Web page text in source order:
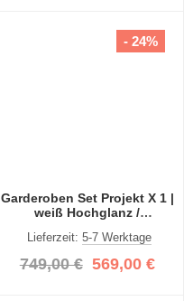
Garderoben Set Projekt X 1 |
weiß Hochglanz /
Lieferzeit:5-7 Werktage
749,00 € 569,00 €
- 24%